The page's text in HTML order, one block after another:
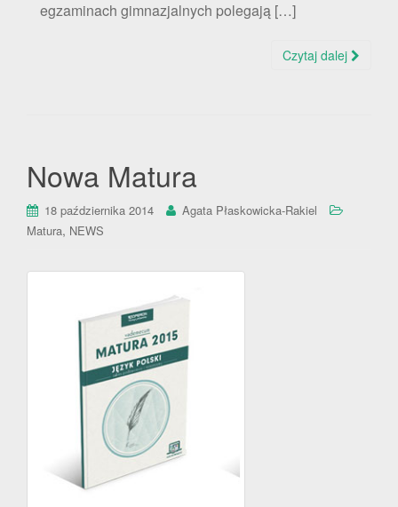
egzaminach gimnazjalnych polegają […]
Czytaj dalej
Nowa Matura
18 października 2014
Agata Płaskowicka-Rakiel
Matura, NEWS